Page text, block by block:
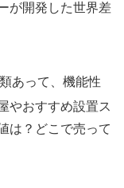
が開発した世界差
あって、機能性
やおすすめ設置ス
は？どこで売って